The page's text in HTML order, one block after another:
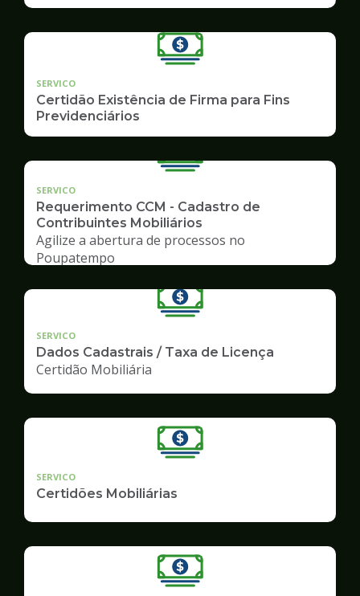
SERVICO
Certidão Existência de Firma para Fins
Previdenciários
SERVICO
Requerimento CCM - Cadastro de
Contribuintes Mobiliários
Agilize a abertura de processos no
Poupatempo
SERVICO
Dados Cadastrais / Taxa de Licença
Certidão Mobiliária
SERVICO
Certidões Mobiliárias